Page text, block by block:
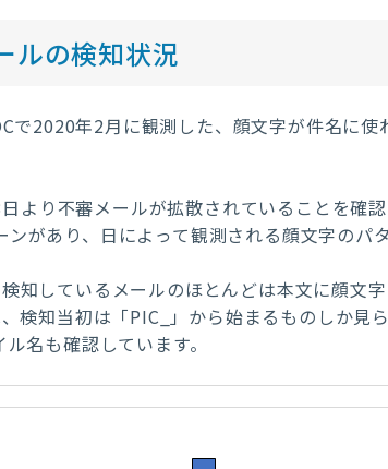
ルの検知状況
で2020年2月に観測した、顔文字が件名に
日よ り不審メールが拡散されていることを確
があり、日によって観測される顔文字のパ
知しているメールのほとんどは本文に顔文
検知当初は「PIC_ 」から始まるものしか見
名も確認しています。